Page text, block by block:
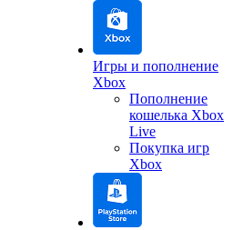
Игры и пополнение
Xbox
Пополнение
кошелька Xbox
Live
Покупка игр
Xbox